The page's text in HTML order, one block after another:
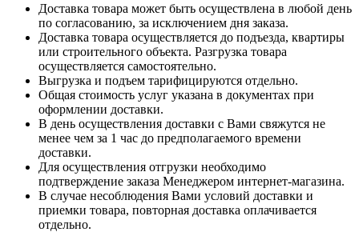
Доставка товара может быть осуществлена в любой день
по согласованию, за исключением дня заказа.
Доставка товара осуществляется до подъезда, квартиры
или строительного объекта. Разгрузка товара
осуществляется самостоятельно.
Выгрузка и подъем тарифицируются отдельно.
Общая стоимость услуг указана в документах при
оформлении доставки.
В день осуществления доставки с Вами свяжутся не
менее чем за 1 час до предполагаемого времени
доставки.
Для осуществления отгрузки необходимо
подтверждение заказа Менеджером интернет-магазина.
В случае несоблюдения Вами условий доставки и
приемки товара, повторная доставка оплачивается
отдельно.